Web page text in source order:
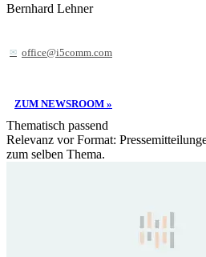
Bernhard Lehner
office@i5comm.com
ZUM NEWSROOM »
Thematisch passend
Relevanz vor Format:
zum selben Thema.